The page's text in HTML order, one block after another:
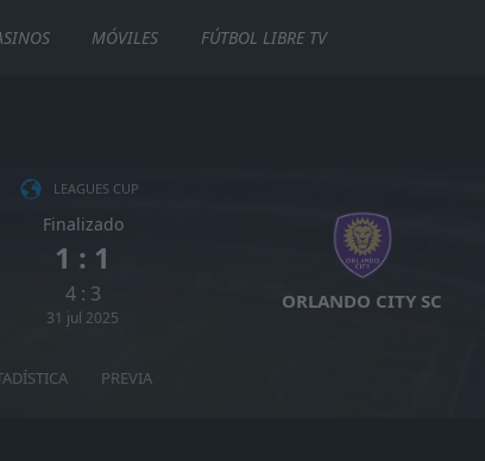
MÓVILES FÚTBOL LIBRE TV
LEAGUES CUP
Finalizado
1 : 1
4 : 3
31 jul 2025
ORLANDO CITY SC
PREVIA